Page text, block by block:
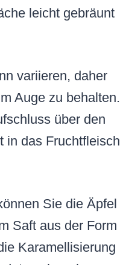
leicht gebräunt
variieren, daher
Auge zu behalten.
über den
in das Fruchtfleisch
Sie die Äpfel
Saft aus der Form
Karamellisierung